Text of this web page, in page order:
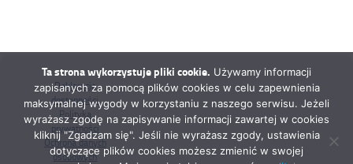
Deklaracja
dostępności
Polityka
prywatności
Ochrona danych
osobowych
Ta strona wykorzystuje pliki cookie. Używamy informacji
zapisanych za pomocą plików cookies w celu zapewnienia
maksymalnej wygody w korzystaniu z naszego serwisu. Jeżeli
wyrażasz zgodę na zapisywanie informacji zawartej w cookies
kliknij "Zgadzam się". Jeśli nie wyrażasz zgody, ustawienia
dotyczące plików cookies możesz zmienić w swojej